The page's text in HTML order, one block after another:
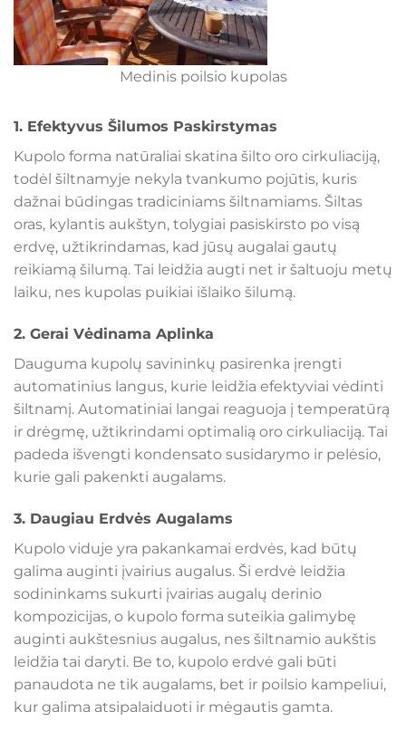
Medinis poilsio kupolas
1. Efektyvus Šilumos Paskirstymas
Kupolo forma natūraliai skatina šilto oro cirkuliaciją,
todėl šiltnamyje nekyla tvankumo pojūtis, kuris
dažnai būdingas tradiciniams šiltnamiams. Šiltas
oras, kylantis aukštyn, tolygiai pasiskirsto po visą
erdvę, užtikrindamas, kad jūsų augalai gautų
reikiamą šilumą. Tai leidžia augti net ir šaltuoju metų
laiku, nes kupolas puikiai išlaiko šilumą.
2. Gerai Vėdinama Aplinka
Dauguma kupolų savininkų pasirenka įrengti
automatinius langus, kurie leidžia efektyviai vėdinti
šiltnamį. Automatiniai langai reaguoja į temperatūrą
ir drėgmę, užtikrindami optimalią oro cirkuliaciją. Tai
padeda išvengti kondensato susidarymo ir pelėsio,
kurie gali pakenkti augalams.
3. Daugiau Erdvės Augalams
Kupolo viduje yra pakankamai erdvės, kad būtų
galima auginti įvairius augalus. Ši erdvė leidžia
sodininkams sukurti įvairias augalų derinio
kompozicijas, o kupolo forma suteikia galimybę
auginti aukštesnius augalus, nes šiltnamio aukštis
leidžia tai daryti. Be to, kupolo erdvė gali būti
panaudota ne tik augalams, bet ir poilsio kampeliui,
kur galima atsipalaiduoti ir mėgautis gamta.